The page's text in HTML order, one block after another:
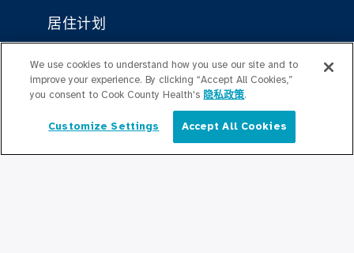
居住计划
Graduate Medical
Education/Professional Education
联系我们
简体中文
We use cookies to understand how you use our site and to
improve your experience. By clicking “Accept All Cookies,”
you consent to Cook County Health's 隐私政策.
Customize Settings Accept All Cookies